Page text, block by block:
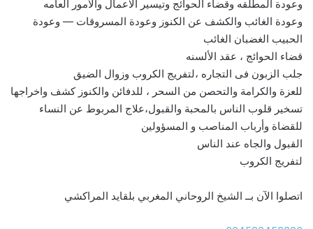
وعودة المطلقه وقضاء الحوائج وتيسير الاعمال والامور العامه
وعودة الغائب والكشف عن الكنوز وعودة المسروقات — وعودة
الحبيب الغضبان الغائب
قضاء الحوائج ، عقد الألسنه
جلب الزبون فى التجاره ،لتفريج الكروب وزوال الضيق
للعزة والكرامة والتحصن من السحر ، للدفائن والكنوز كشف واخراجها
تسخير قلوب الناس بالمحبة والقبول،علاج المربوط عن النساء
للقضاة وأرباب المناصب و المسؤولين
القبول والجاه عند الناس
لتفريج الكروب
اتصلوا الآن بــ الشيخ الروحاني المغربي بلقايد المراكشي